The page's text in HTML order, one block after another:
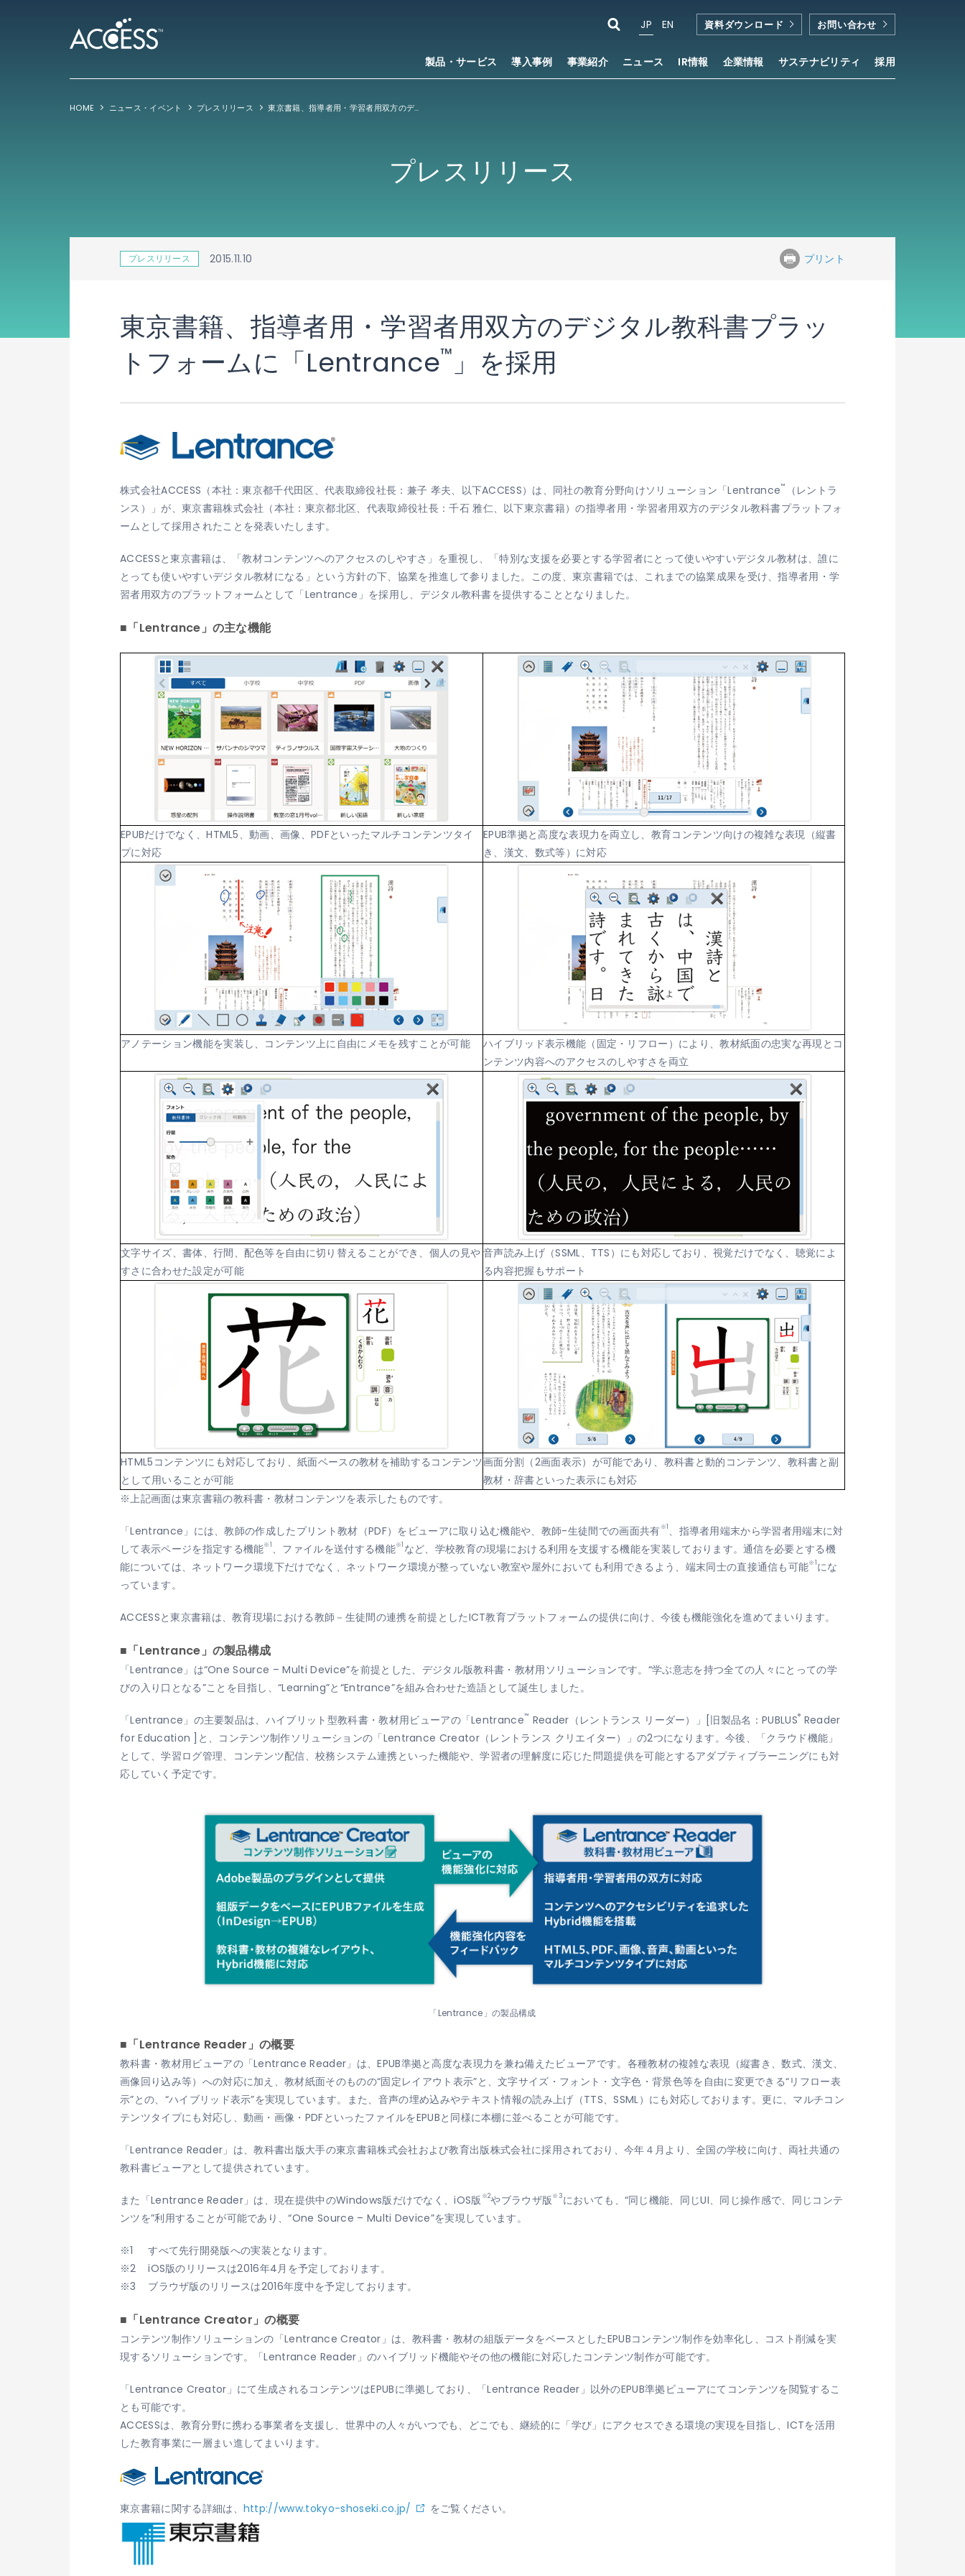
製品・サービス 導入事例 事業紹介 ニュース IR情報 企業情報 サステナビリティ 採用
JP EN 資料ダウンロード お問い合わせ
HOME ニュース・イベント プレスリリース 東京書籍、指導者用・学習者用双方のデジタル教科書プラットフォームに「Lentrance
プレスリリース
プレスリリース 2015.11.10 プリント
東京書籍、指導者用・学習者用双方のデジタル教科書プラッ
トフォームに「Lentrance™ 」を採用
株式会社ACCESS（本社：東京都千代田区、代表取締役社長：兼子 孝夫、以下ACCESS）は、同社の教育分野向けソリューション「Lentrance™
（レントラ
ンス）」が、東京書籍株式会社（本社：東京都北区、代表取締役社長：千石 雅仁、以下東京書籍）の指導者用・学習者用双方のデジタル教科書プラットフォ
ームとして採用されたことを発表いたします。
ACCESSと東京書籍は、「教材コンテンツへのアクセスのしやすさ」を重視し、「特別な支援を必要とする学習者にとって使いやすいデジタル教材は、誰に
とっても使いやすいデジタル教材になる」という方針の下、協業を推進して参りました。この度、東京書籍では、これまでの協業成果を受け、指導者用・学
習者用双方のプラットフォームとして「Lentrance」を採用し、デジタル教科書を提供することとなりました。
■「Lentrance」の主な機能
EPUBだけでなく、HTML5、動画、画像、PDFといったマルチコンテンツタイ
プに対応
EPUB準拠と高度な表現力を両立し、教育コンテンツ向けの複雑な表現（縦書
き、漢文、数式等）に対応
アノテーション機能を実装し、コンテンツ上に自由にメモを残すことが可能
ハイブリッド表示機能（固定・リフロー）により、教材紙面の忠実な再現とコ
ンテンツ内容へのアクセスのしやすさを両立
文字サイズ、書体、行間、配色等を自由に切り替えることができ、個人の見や
すさに合わせた設定が可能
音声読み上げ（SSML、TTS）にも対応しており、視覚だけでなく、聴覚によ
る内容把握もサポート
HTML5コンテンツにも対応しており、紙面ベースの教材を補助するコンテンツ
として用いることが可能
画面分割（2画面表示）が可能であり、教科書と動的コンテンツ、教科書と副
教材・辞書といった表示にも対応
※上記画面は東京書籍の教科書・教材コンテンツを表示したものです。
「Lentrance」には、教師の作成したプリント教材（PDF）をビューアに取り込む機能や、教師-生徒間での画面共有※1、指導者用端末から学習者用端末に対
して表示ページを指定する機能※1、ファイルを送付する機能※1 など、学校教育の現場における利用を支援する機能を実装しております。通信を必要とする機
能については、ネットワーク環境下だけでなく、ネットワーク環境が整っていない教室や屋外においても利用できるよう、端末同士の直接通信も可能※1にな
っています。
ACCESSと東京書籍は、教育現場における教師－生徒間の連携を前提としたICT教育プラットフォームの提供に向け、今後も機能強化を進めてまいります。
■「Lentrance」の製品構成
「Lentrance」は“One Source – Multi Device”を前提とした、デジタル版教科書・教材用ソリューションです。“学ぶ意志を持つ全ての人々にとっての学
びの入り口となる”ことを目指し、“Learning”と“Entrance”を組み合わせた造語として誕生しました。
「Lentrance」の主要製品は、ハイブリット型教科書・教材用ビューアの「Lentrance™ Reader （レントランス リーダー） 」[旧製品名：PUBLUS® Reader
for Education ]と、コンテンツ制作ソリューションの「Lentrance Creator（レントランス クリエイター）」の2つになります。今後、「クラウド機能」
として、学習ログ管理、コンテンツ配信、校務システム連携といった機能や、学習者の理解度に応じた問題提供を可能とするアダプティブラーニングにも対
応していく予定です。
「Lentrance」の製品構成
■「Lentrance Reader」の概要
教科書・教材用ビューアの「Lentrance Reader」は、EPUB準拠と高度な表現力を兼ね備えたビューアです。各種教材の複雑な表現（縦書き、数式、漢文、
画像回り込み等）への対応に加え、教材紙面そのものの“固定レイアウト表示”と、文字サイズ・フォント・文字色・背景色等を自由に変更できる“リフロー表
示”との、“ハイブリッド表示”を実現しています。また、音声の埋め込みやテキスト情報の読み上げ（TTS、SSML）にも対応しております。更に、マルチコン
テンツタイプにも対応し、動画・画像・PDFといったファイルをEPUBと同様に本棚に並べることが可能です。
「Lentrance Reader」は、教科書出版大手の東京書籍株式会社および教育出版株式会社に採用されており、今年４月より、全国の学校に向け、両社共通の
教科書ビューアとして提供されています。
また「Lentrance Reader」は、現在提供中のWindows版だけでなく、iOS版 ※2やブラウザ版※3においても、“同じ機能、同じUI、同じ操作感で、同じコンテ
ンツを”利用することが可能であり、“One Source – Multi Device”を実現しています。
すべて先行開発版への実装となります。
iOS版のリリースは2016年4月を予定しております。
ブラウザ版のリリースは2016年度中を予定しております。
■「Lentrance Creator」の概要
コンテンツ制作ソリューションの「Lentrance Creator」は、教科書・教材の組版データをベースとしたEPUBコンテンツ制作を効率化し、コスト削減を実
現するソリューションです。「Lentrance Reader」のハイブリッド機能やその他の機能に対応したコンテンツ制作が可能です。
「Lentrance Creator」にて生成されるコンテンツはEPUBに準拠しており、「Lentrance Reader」以外のEPUB準拠ビューアにてコンテンツを閲覧するこ
とも可能です。
ACCESSは、教育分野に携わる事業者を支援し、世界中の人々がいつでも、どこでも、継続的に「学び」にアクセスできる環境の実現を目指し、ICTを活用
した教育事業に一層まい進してまいります。
東京書籍に関する詳細は、 http://www.tokyo-shoseki.co.jp/ をご覧ください。